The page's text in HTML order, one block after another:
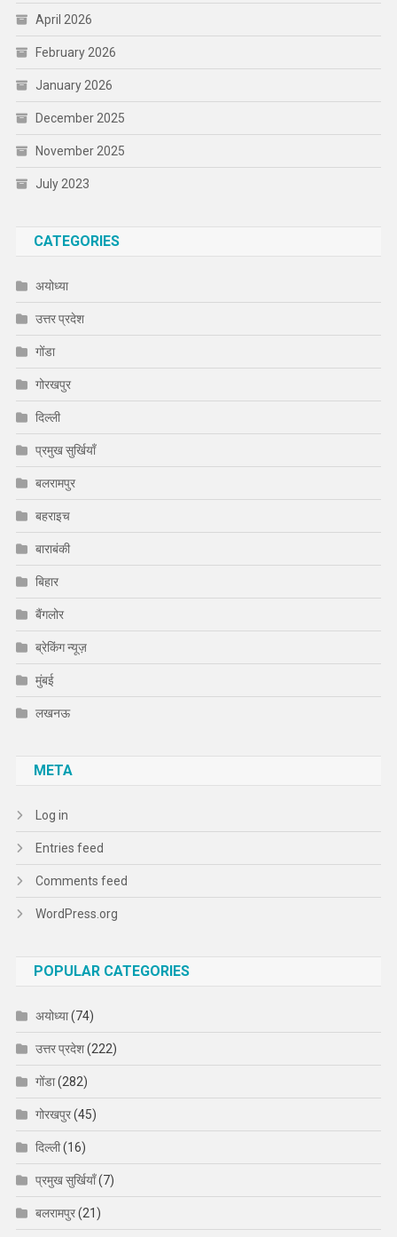
April 2026
February 2026
January 2026
December 2025
November 2025
July 2023
CATEGORIES
अयोध्या
उत्तर प्रदेश
गोंडा
गोरखपुर
दिल्ली
प्रमुख सुर्खियाँ
बलरामपुर
बहराइच
बाराबंकी
बिहार
बैंगलोर
ब्रेकिंग न्यूज़
मुंबई
लखनऊ
META
Log in
Entries feed
Comments feed
WordPress.org
POPULAR CATEGORIES
अयोध्या(74)
उत्तर प्रदेश(222)
गोंडा(282)
गोरखपुर(45)
दिल्ली(16)
प्रमुख सुर्खियाँ(7)
बलरामपुर(21)